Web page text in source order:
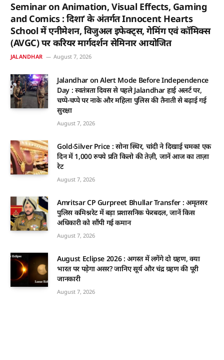
Seminar on Animation, Visual Effects, Gaming
and Comics : दिशा’ के अंतर्गत Innocent Hearts
School में एनीमेशन, विजुअल इफेक्ट्स, गेमिंग एवं कॉमिक्स
(AVGC) पर करियर मार्गदर्शन सेमिनार आयोजित
JALANDHAR August 7, 2026
Jalandhar on Alert Mode Before Independence
Day : स्वतंत्रता दिवस से पहले Jalandhar हाई अलर्ट पर,
चप्पे-चप्पे पर नाके और महिला पुलिस की तैनाती से बढ़ाई गई
सुरक्षा
August 7, 2026
Gold-Silver Price : सोना स्थिर, चांदी ने दिखाई चमक! एक
दिन में 1,000 रुपये प्रति किलो की तेज़ी, जानें आज का ताज़ा
रेट
August 7, 2026
Amritsar CP Gurpreet Bhullar Transfer : अमृतसर
पुलिस कमिश्नरेट में बड़ा प्रशासनिक फेरबदल, जानें किस
अधिकारी को सौंपी गई कमान
August 7, 2026
August Eclipse 2026 : अगस्त में लगेंगे दो ग्रहण, क्या
भारत पर पड़ेगा असर? जानिए सूर्य और चंद्र ग्रहण की पूरी
जानकारी
August 7, 2026